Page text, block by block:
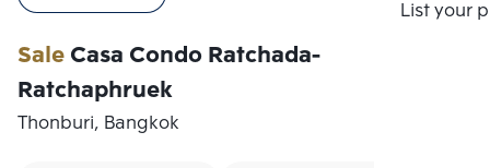
List your
SaleCasa Condo Ratchada-
Ratchaphruek
Thonburi, Bangkok